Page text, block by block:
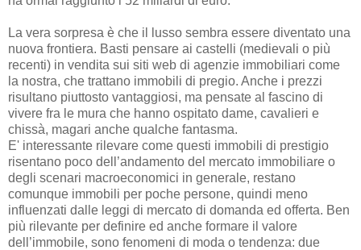
La vera sorpresa è che il lusso sembra essere diventato una
nuova frontiera. Basti pensare ai castelli (medievali o più
recenti) in vendita sui siti web di agenzie immobiliari come
la nostra, che trattano immobili di pregio. Anche i prezzi
risultano piuttosto vantaggiosi, ma pensate al fascino di
vivere fra le mura che hanno ospitato dame, cavalieri e
chissà, magari anche qualche fantasma.
E' interessante rilevare come questi immobili di prestigio
risentano poco dell’andamento del mercato immobiliare o
degli scenari macroeconomici in generale, restano
comunque immobili per poche persone, quindi meno
influenzati dalle leggi di mercato di domanda ed offerta. Ben
più rilevante per definire ed anche formare il valore
dell’immobile, sono fenomeni di moda o tendenza: due